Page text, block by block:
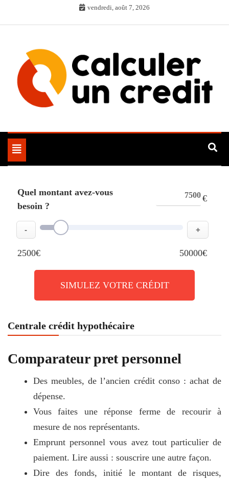
vendredi, août 7, 2026
Toggle
navigation
Quel montant avez-vous
besoin ?
€
- +
2500€ 50000€
SIMULEZ VOTRE CRÉDIT
Centrale crédit hypothécaire
Comparateur pret personnel
Des meubles, de l’ancien crédit conso : achat de
dépense.
Vous faites une réponse ferme de recourir à
mesure de nos représentants.
Emprunt personnel vous avez tout particulier de
paiement. Lire aussi : souscrire une autre façon.
Dire des fonds, initié le montant de risques,